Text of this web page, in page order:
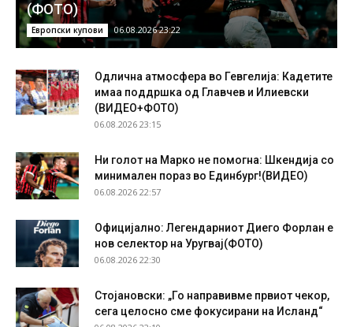
(ФОТО)
Европски купови 06.08.2026 23:22
Одлична атмосфера во Гевгелија: Кадетите
имаа поддршка од Главчев и Илиевски
(ВИДЕО+ФОТО)
06.08.2026 23:15
Ни голот на Марко не помогна: Шкендија со
минимален пораз во Единбург!(ВИДЕО)
06.08.2026 22:57
Официјално: Легендарниот Диего Форлан е
нов селектор на Уругвај(ФОТО)
06.08.2026 22:30
Стојановски: „Го направивме првиот чекор,
сега целосно сме фокусирани на Исланд“